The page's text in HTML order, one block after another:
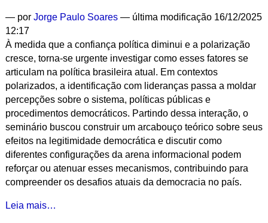
Carlos
Américo
Pacheco
-
— por Jorge Paulo Soares— última modificação 16/12/2025
12:17
À medida que a confiança política diminui e a polarização
cresce, torna-se urgente investigar como esses fatores se
articulam na política brasileira atual. Em contextos
polarizados, a identificação com lideranças passa a moldar
percepções sobre o sistema, políticas públicas e
procedimentos democráticos. Partindo dessa interação, o
seminário buscou construir um arcabouço teórico sobre seus
efeitos na legitimidade democrática e discutir como
diferentes configurações da arena informacional podem
reforçar ou atenuar esses mecanismos, contribuindo para
compreender os desafios atuais da democracia no país.
Confiança
Leia mais…